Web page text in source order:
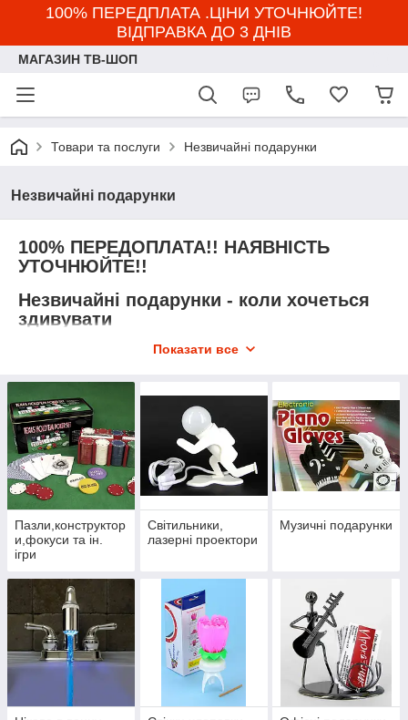
100% ПЕРЕДПЛАТА .ЦІНИ УТОЧНЮЙТЕ!
ВІДПРАВКА ДО 3 ДНІВ
МАГАЗИН ТВ-ШОП
Товари та послуги Незвичайні подарунки
Незвичайні подарунки
100% ПЕРЕДОПЛАТА!! НАЯВНІСТЬ
УТОЧНЮЙТЕ!!
Незвичайні подарунки - коли хочеться
здивувати
Шукаєте подарунок, який запам'ятається надовго? У цьому
креатив та індивідуальність. Тут ви знайдете речі з
характером, несподівані, стильні та по-справжньому
особливі. Це подарунки, які викликають усмішку, захват і
щире «вау!». Для друзів і колег, для близьких і коханих, для
тих, у кого «навіть усе є» ми підібрали рішення, здатні
здивувати навіть найдосвідченіших.
Оригінальний дизайн
Нестандартні ідеї
Подарунки з гумором і змістом
Незвичайний подарунок - це не просто річ, а емоція. Потіште
близьких чимось дійсно особливим!
Також у нас великий асортимент у нашому магазині, де
можна вибрати цікавий подарунок!
Показати все
Пазли,конструктор
и,фокуси та ін.
ігри
Світильники,
лазерні проектори
Музичні подарунки